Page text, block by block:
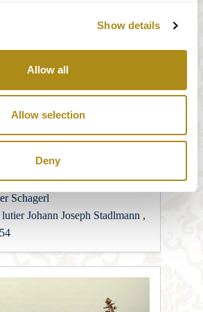
Show details
Allow all
Allow selection
Deny
Ramalho
Trabesinger
siglo XIX
Schagerl
Johann Joseph Stadlmann ,